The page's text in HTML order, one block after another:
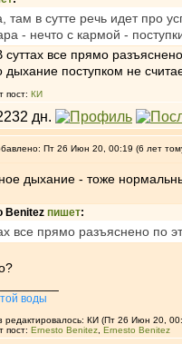
там в сутте речь идет про
- нечто с кармой -
все прямо
дыхание поступком не
пост: КИ
Пт 26 Июн 20, 00:19 (6 лет
дыхание - тоже
Benitez пишет:
все прямо разъяснено по
воды
редактировалось: КИ (Пт 26 Июн 20,
пост: Ernesto Benitez Ernesto Benitez